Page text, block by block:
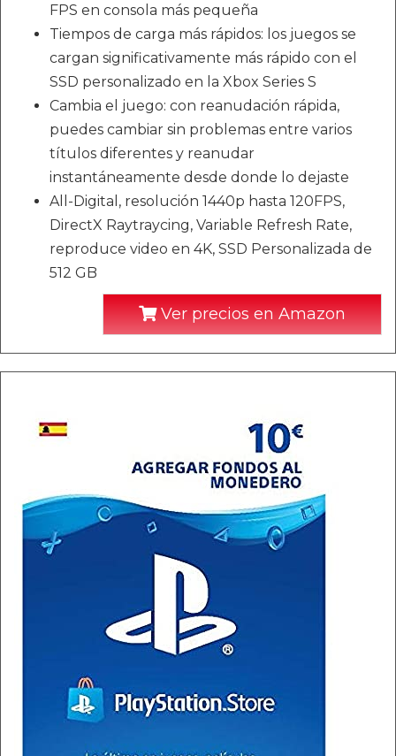
FPS en consola más pequeña
Tiempos de carga más rápidos: los juegos se
cargan significativamente más rápido con el
SSD personalizado en la Xbox Series S
Cambia el juego: con reanudación rápida,
puedes cambiar sin problemas entre varios
títulos diferentes y reanudar
instantáneamente desde donde lo dejaste
All-Digital, resolución 1440p hasta 120FPS,
DirectX Raytraycing, Variable Refresh Rate,
reproduce video en 4K, SSD Personalizada de
512 GB
Ver precios en Amazon